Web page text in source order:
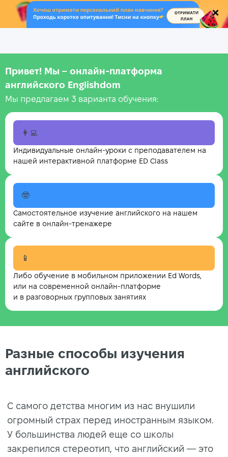
.
Привет! Мы – онлайн‑платформа
английского Englishdom
Мы предлагаем 3 варианта обучения:
👩‍💻
Индивидуальные онлайн-уроки с преподавателем на
нашей интерактивной платформе ED Class
🤓
Самостоятельное изучение английского на нашем
сайте в онлайн-тренажере
📱
Либо обучение в мобильном приложении Ed Words,
или на современной онлайн-платформе
и в разговорных групповых занятиях
Разные способы изучения
английского
С самого детства многим из нас внушили
огромный страх перед иностранным языком.
У большинства людей еще со школы
закрепился стереотип, что английский — это